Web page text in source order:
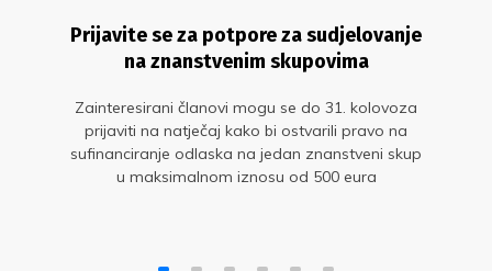
Prijavite se za potpore za sudjelovanje
na znanstvenim skupovima
Zainteresirani članovi mogu se do 31. kolovoza
prijaviti na natječaj kako bi ostvarili pravo na
sufinanciranje odlaska na jedan znanstveni skup
u maksimalnom iznosu od 500 eura